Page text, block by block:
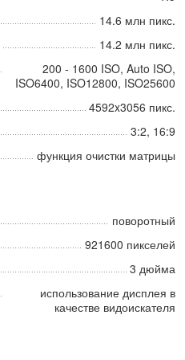
14.6 млн пикс.
14.2 млн пикс.
200 - 1600 ISO, Auto ISO,
ISO6400, ISO12800, ISO25600
4592x3056 пикс.
3:2, 16:9
функция очистки матрицы
поворотный
921600 пикселей
3 дюйма
использование дисплея в
качестве видоискателя